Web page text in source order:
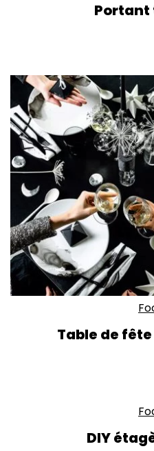
Portant
Table de
DIY